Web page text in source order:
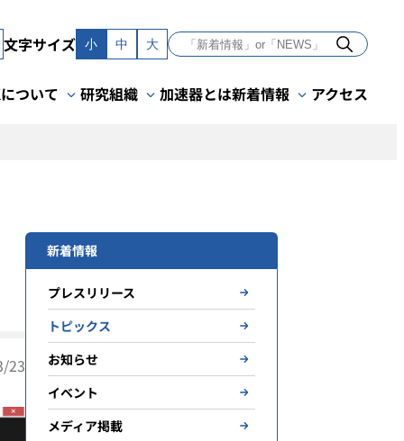
文字サイズ 小 中 大
ついて 研究組織 加速器とは新着情報 アクセス
23
新着情報
プレスリリース
トピックス
お知らせ
イベント
メディア掲載